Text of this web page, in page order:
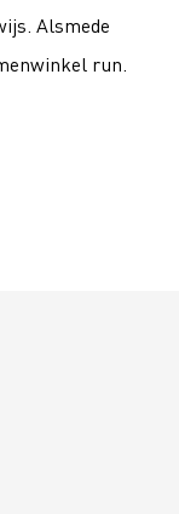
Alsmede
run.